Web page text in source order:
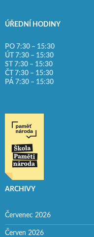
ÚŘEDNÍ HODINY
PO 7:30 – 15:30
ÚT 7:30 – 15:30
ST 7:30 – 15:30
ČT 7:30 – 15:30
PÁ 7:30 – 15:30
ARCHIVY
Červenec 2026
Červen 2026